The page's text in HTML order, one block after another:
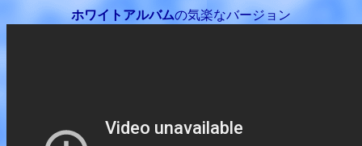
ホワイトアルバムの気楽なバージョン